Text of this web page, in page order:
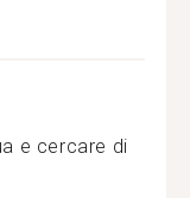
e cercare di